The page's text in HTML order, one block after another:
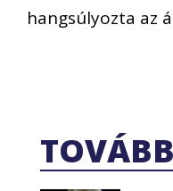
hangsúlyozta az